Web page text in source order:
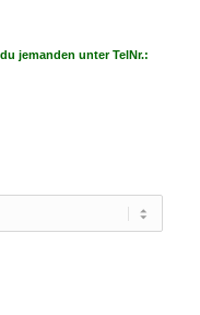
jemanden unter TelNr.: